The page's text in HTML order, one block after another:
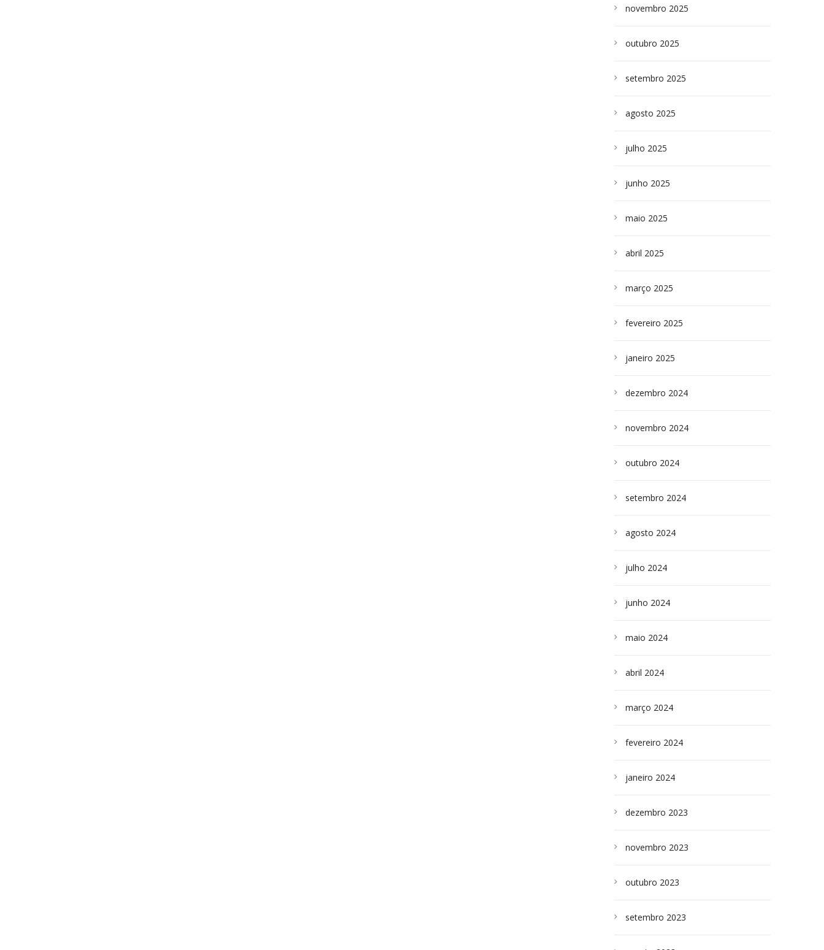
novembro 2025
outubro 2025
setembro 2025
agosto 2025
julho 2025
junho 2025
maio 2025
abril 2025
março 2025
fevereiro 2025
janeiro 2025
dezembro 2024
novembro 2024
outubro 2024
setembro 2024
agosto 2024
julho 2024
junho 2024
maio 2024
abril 2024
março 2024
fevereiro 2024
janeiro 2024
dezembro 2023
novembro 2023
outubro 2023
setembro 2023